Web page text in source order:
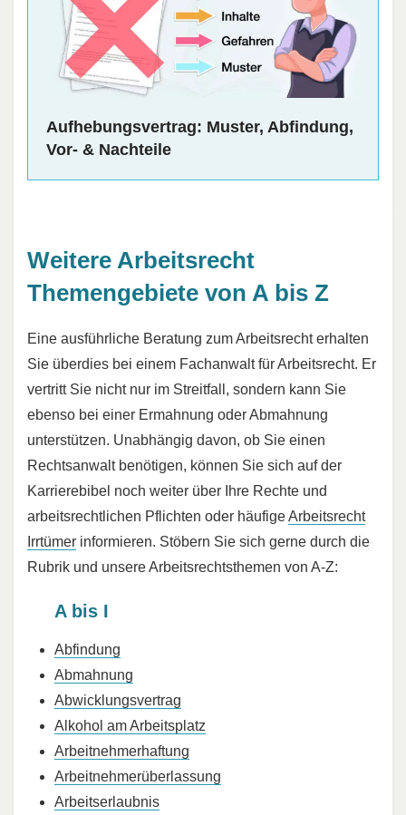
Aufhebungsvertrag: Muster, Abfindung,
Vor- & Nachteile
Weitere Arbeitsrecht
Themengebiete von A bis Z
Eine ausführliche Beratung zum Arbeitsrecht erhalten
Sie überdies bei einem Fachanwalt für Arbeitsrecht. Er
vertritt Sie nicht nur im Streitfall, sondern kann Sie
ebenso bei einer Ermahnung oder Abmahnung
unterstützen. Unabhängig davon, ob Sie einen
Rechtsanwalt benötigen, können Sie sich auf der
Karrierebibel noch weiter über Ihre Rechte und
arbeitsrechtlichen Pflichten oder häufigeArbeitsrecht
Irrtümer informieren. Stöbern Sie sich gerne durch die
Rubrik und unsere Arbeitsrechtsthemen von A-Z:
A bis I
Abfindung
Abmahnung
Abwicklungsvertrag
Alkohol am Arbeitsplatz
Arbeitnehmerhaftung
Arbeitnehmerüberlassung
Arbeitserlaubnis